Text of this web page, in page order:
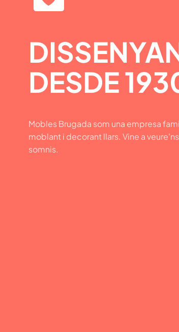
DESDE
Mobles Brugada som una empresa
moblant i decorant llars. Vine a
somnis.